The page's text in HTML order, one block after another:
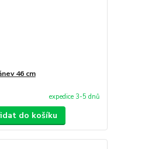
46 cm
expedice 3-5 dnů
do košíku